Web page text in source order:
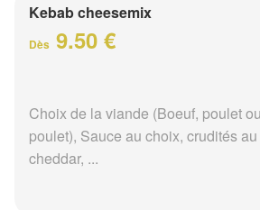
Kebab cheesemix
Dès 9.50 €
Choix de la viande (Boeuf, poulet
poulet), Sauce au choix, crudités
cheddar, ...